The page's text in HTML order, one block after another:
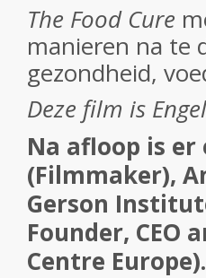
The Food Cure
manieren na te
gezondheid,
Deze film is
Na afloop is er
(Filmmaker),
Gerson
Founder, CEO
Centre